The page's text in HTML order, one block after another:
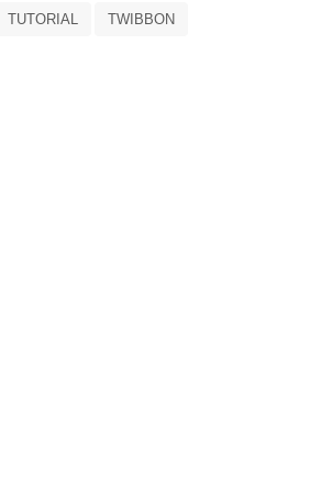
TUTORIAL TWIBBON